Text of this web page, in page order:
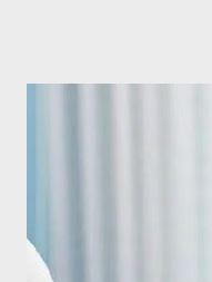
SỬ DỤNG
KỲ MANG
Thời kỳ mang thai Tổ
mang thai bình thường là
kể từ khi trứng được thụ